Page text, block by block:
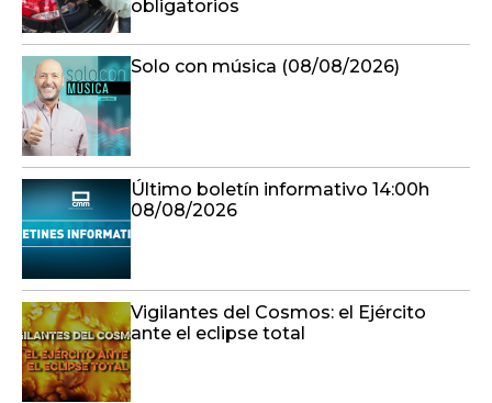
obligatorios
Solo con música (08/08/2026)
Último boletín informativo 14:00h
08/08/2026
Vigilantes del Cosmos: el Ejército
ante el eclipse total